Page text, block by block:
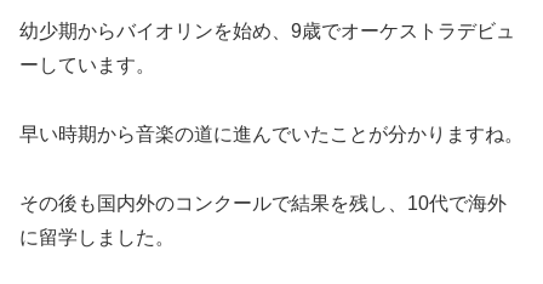
幼少期からバイオリンを始め、9歳でオーケストラデビュ
ーしています。
早い時期から音楽の道に進んでいたことが分かりますね。
その後も国内外のコンクールで結果を残し、10代で海外
に留学しました。